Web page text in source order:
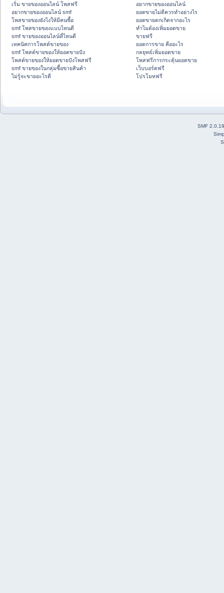
เริ่ม ขายของออนไลน์ โพสฟรี
อยากขายของออนไลน์ smf
โพสขายของยังไงให้มีคนซื้อ
smf โพสขายของแบบไหนดี
smf ขายของออนไลน์ที่ไหนดี
เทคนิคการโพสต์ขายของ
smf โพสต์ขายของให้ยอดขายปัง
โพสต์ขายของให้ยอดขายปังโพสฟรี
smf ขายของในกลุ่มซื้อขายสินค้า
ไม่รู้จะขายอะไรดี
อยากขายของออนไลน์
ยอดขายไม่ดีควรทำอย่างไร
ยอดขายตกเกิดจากอะไร
ทำไมต้องเพิ่มยอดขาย
ขายฟรี
ยอดการขาย คืออะไร
กลยุทธ์เพิ่มยอดขาย
โพสฟรีการกระตุ้นยอดขาย
เว็บบอร์ดฟรี
โปรโมทฟรี
SMF 2.0.19